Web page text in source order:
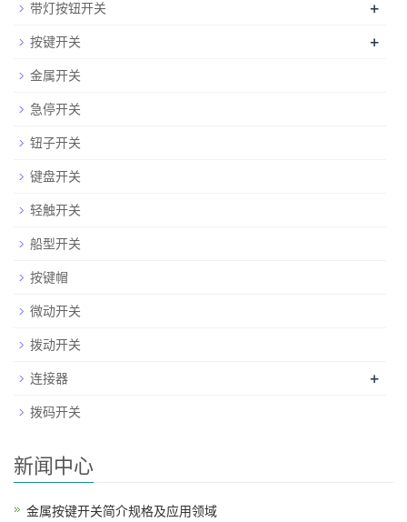
带灯按钮开关 +
按键开关 +
金属开关
急停开关
钮子开关
键盘开关
轻触开关
船型开关
按键帽
微动开关
拨动开关
连接器
+
拨码开关
新闻中心
金属按键开关简介规格及应用领域